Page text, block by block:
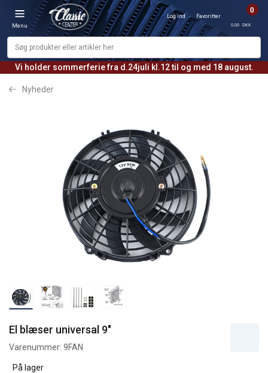
Vi holder sommerferie fra d.24juli kl.12 til og med 18 august.
Menu
Log ind Favoritter
0
0,00 DKK
Nyheder
El blæser universal 9"
Varenummer: 9FAN
På lager